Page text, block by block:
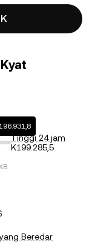
Tinggi 24 jam
K199.285,5
.
Beredar